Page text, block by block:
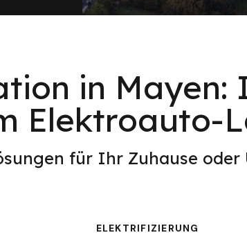
in Mayen:
Elektroauto-
für Ihr Zuhause oder
ELEKTRIFIZIERUNG